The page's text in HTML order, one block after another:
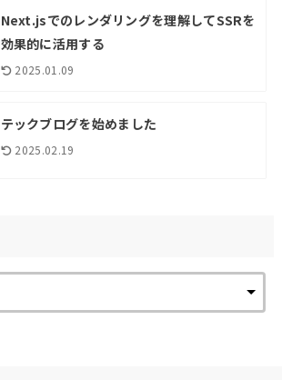
Next.jsでのレンダリングを理解してSSRを
効果的に活用する
2025.01.09
テックブログを始めました
2025.02.19